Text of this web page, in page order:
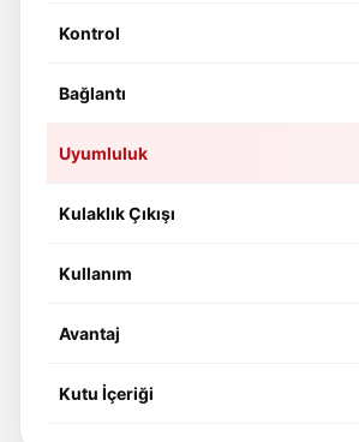
Kontrol
Bağlantı
Uyumluluk
Kulaklık Çıkışı
Kullanım
Avantaj
Kutu İçeriği